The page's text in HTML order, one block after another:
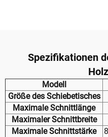
Spezifikationen
Modell
Größe des Schiebetisches
Maximale Schnittlänge
Maximaler Schnittbreite
Maximale Schnittstärke